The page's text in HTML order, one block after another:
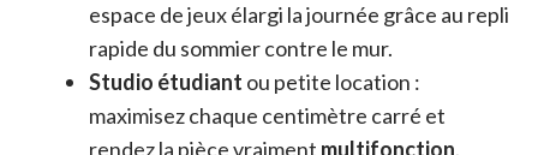
espace de jeux élargi la journée grâce au repli
rapide du sommier contre le mur.
Studio étudiant ou petite location :
maximisez chaque centimètre carré et
rendez la pièce vraiment multifonction.